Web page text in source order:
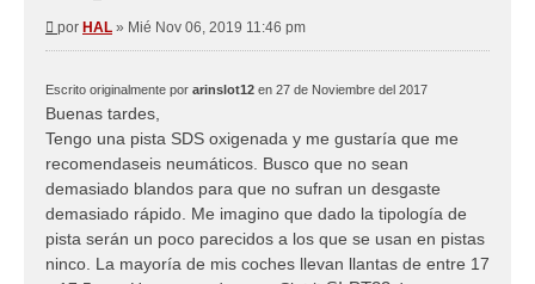
Mensaje
por HAL » Mié Nov 06, 2019 11:46 pm
Escrito originalmente por arinslot12 en 27 de Noviembre del 2017
Buenas tardes,
Tengo una pista SDS oxigenada y me gustaría que me
recomendaseis neumáticos. Busco que no sean
demasiado blandos para que no sufran un desgaste
demasiado rápido. Me imagino que dado la tipología de
pista serán un poco parecidos a los que se usan en pistas
ninco. La mayoría de mis coches llevan llantas de entre 17